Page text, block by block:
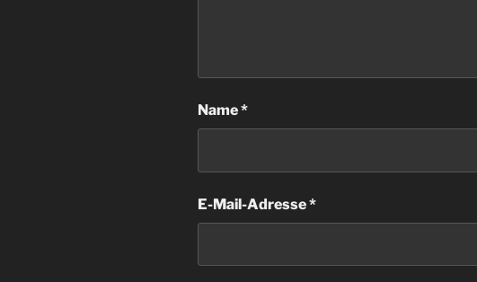
Name*
E-Mail-Adresse*